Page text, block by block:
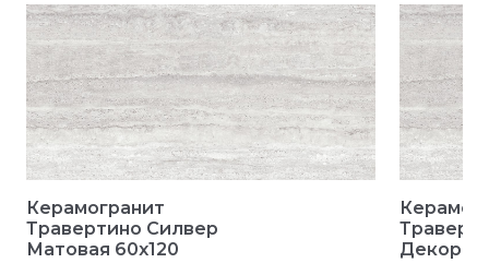
Керамогранит
Травертино Силвер
Матовая 60x120
Декор